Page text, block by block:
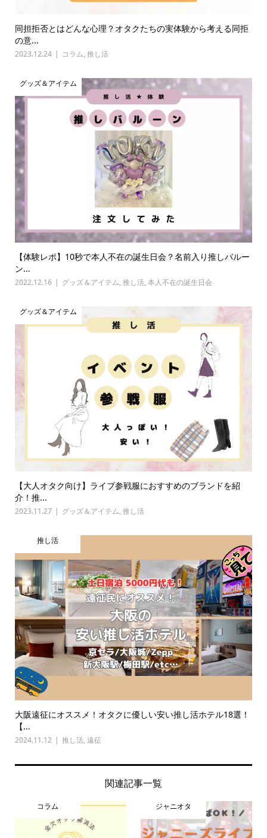
同担拒否とはどんな心理？オタクたちの実体験から考える同拒
の意...
2023.12.24 コラム, 推し活
グッズ＆アイテム
【体験レポ】10秒で本人不在の誕生日会？名前入り推しバルー
ン...
2022.12.16 グッズ＆アイテム, 推し活, 本人不在の誕生日会
グッズ＆アイテム
【大人オタク向け】ライブ参戦服におすすめのブランドを紹
介！推...
2023.11.27 グッズ＆アイテム, 推し活
推し活
大阪遠征にオススメ！オタクに優しい安い推し活ホテル18選！
【...
2024.11.12 推し活, 遠征
関連記事一覧
コラム ジャニオタ